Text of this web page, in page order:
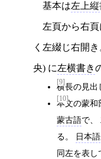
基本は左上縦
左頁から右
く左綴じ右開
央) に左横書き
[9]
横長の見出
[10]
本文の蒙和
蒙古語で、
る。
日本語
同左を表し